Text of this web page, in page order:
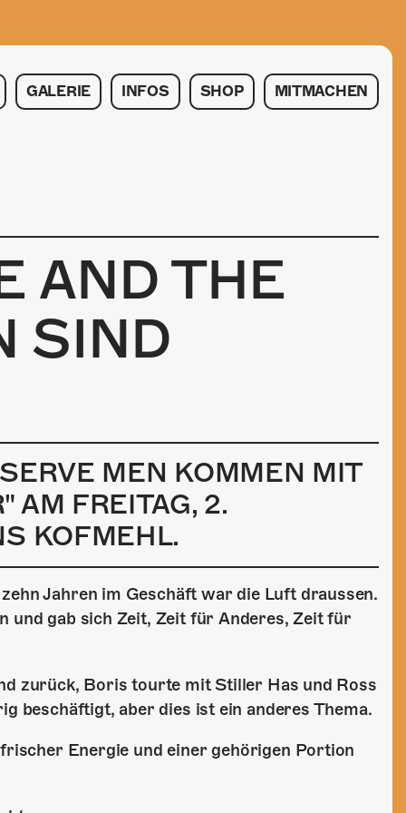
GALERIE INFOS SHOP MITMACHEN
AND THE
SIND
MEN KOMMEN MIT
AM FREITAG, 2.
KOFMEHL.
Jahren im Geschäft war die Luft draussen.
und gab sich Zeit, Zeit für Anderes, Zeit für
zurück, Boris tourte mit Stiller Has und Ross
beschäftigt, aber dies ist ein anderes Thema.
Energie und einer gehörigen Portion